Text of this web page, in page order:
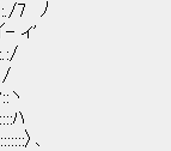
ﾉ
'
､